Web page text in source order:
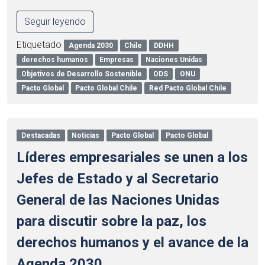
Seguir leyendo
Etiquetado Agenda 2030 Chile
DDHH
derechos humanos
Empresas
Naciones Unidas
Objetivos de Desarrollo Sostenible
ODS
ONU
Pacto Global
Pacto Global Chile Red Pacto Global Chile
Destacadas Noticias Pacto Global Pacto Global
Líderes empresariales se unen a los
Jefes de Estado y al Secretario
General de las Naciones Unidas
para discutir sobre la paz, los
derechos humanos y el avance de la